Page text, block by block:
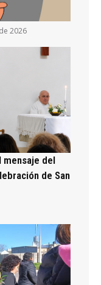
2026
mensaje del
de San